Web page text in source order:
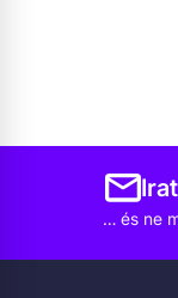
… és ne